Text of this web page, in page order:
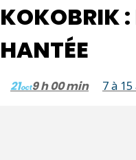
KOKOBRIK
HANTÉE
21oct9 h 00 min 7 à 15